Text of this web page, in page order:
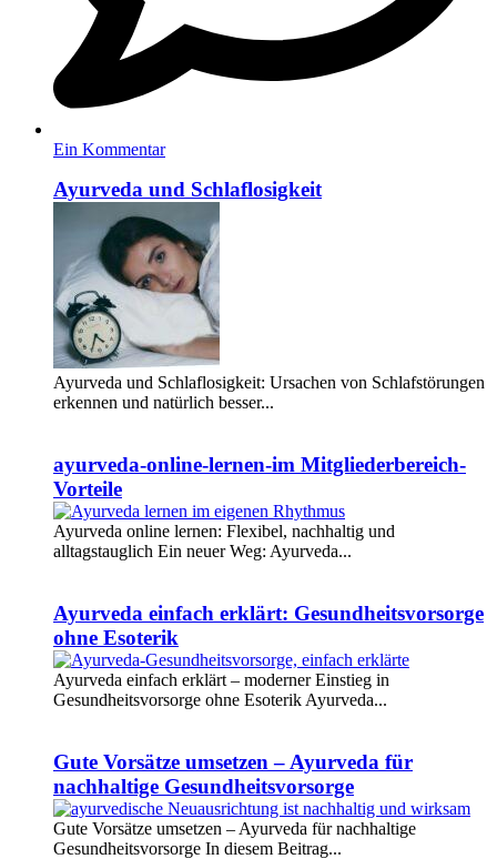
Ein Kommentar
Ayurveda und Schlaflosigkeit
Ayurveda und Schlaflosigkeit: Ursachen von Schlafstörungen
erkennen und natürlich besser...
ayurveda-online-lernen-im Mitgliederbereich-
Vorteile
Ayurveda online lernen: Flexibel, nachhaltig und
alltagstauglich Ein neuer Weg: Ayurveda...
Ayurveda einfach erklärt: Gesundheitsvorsorge
ohne Esoterik
Ayurveda einfach erklärt – moderner Einstieg in
Gesundheitsvorsorge ohne Esoterik Ayurveda...
Gute Vorsätze umsetzen – Ayurveda für
nachhaltige Gesundheitsvorsorge
Gute Vorsätze umsetzen – Ayurveda für nachhaltige
Gesundheitsvorsorge In diesem Beitrag...